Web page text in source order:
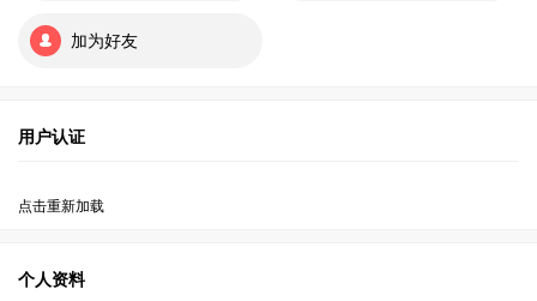
加为好友
用户认证
点击重新加载
个人资料